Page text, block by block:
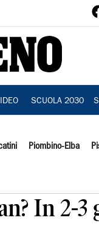
SCUOLA 2030
Piombino-Elba
In 2-3